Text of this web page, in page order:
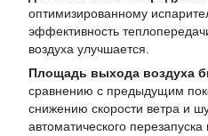
оптимизированному
эффективность
воздуха улучшается.
Площадь выхода воздуха
сравнению с предыдущим
снижению скорости ветра и
автоматического